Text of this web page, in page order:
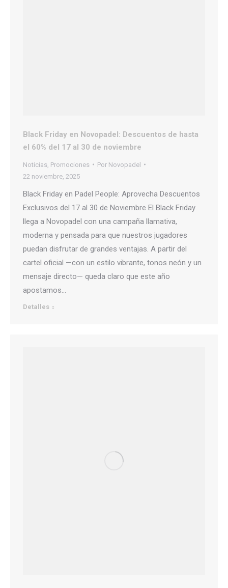
Black Friday en Novopadel: Descuentos de hasta
el 60% del 17 al 30 de noviembre
Noticias Promociones Por Novopadel
22 noviembre, 2025
Black Friday en Padel People: Aprovecha Descuentos
Exclusivos del 17 al 30 de Noviembre El Black Friday
llega a Novopadel con una campaña llamativa,
moderna y pensada para que nuestros jugadores
puedan disfrutar de grandes ventajas. A partir del
cartel oficial —con un estilo vibrante, tonos neón y un
mensaje directo— queda claro que este año
apostamos…
Detalles